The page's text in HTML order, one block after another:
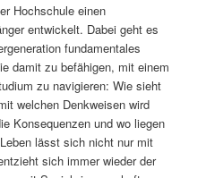
Hochschule einen
entwickelt. Dabei geht es
fundamentales
damit zu befähigen, mit einem
zu navigieren: Wie sieht
welchen Denkweisen wird
Konsequenzen und wo liegen
lässt sich nicht nur mit
sich immer wieder der